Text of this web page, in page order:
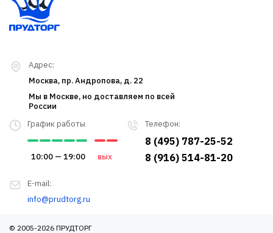
Телефон:
8 (495) 787-25-52
8 (916) 514-81-20
График работы
10:00 — 19:00 вых
E-mail:
info@prudtorg.ru
Адрес:
Москва, пр. Андропова, д. 22
Мы в Москве, но доставляем по всей
России
© 2005-2026 ПРУДТОРГ